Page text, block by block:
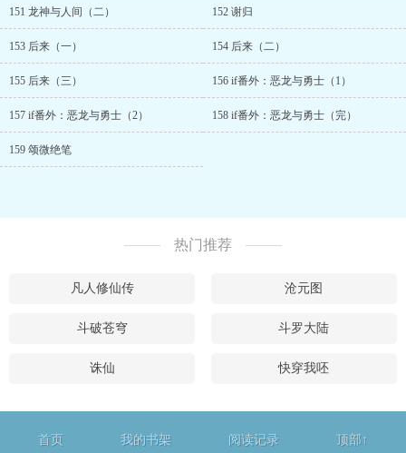
151 龙神与人间（二） 152 谢归
153 后来（一） 154 后来（二）
155 后来（三） 156 if番外：恶龙与勇士（1）
157 if番外：恶龙与勇士（2） 158 if番外：恶龙与勇士（完）
159 颂微绝笔
热门推荐
凡人修仙传 沧元图
斗破苍穹 斗罗大陆
诛仙 快穿我呸
首页 我的书架 阅读记录 顶部↑